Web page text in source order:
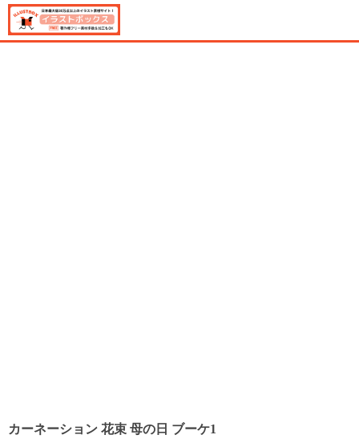
カーネーション 花束 母の日 ブーケ1